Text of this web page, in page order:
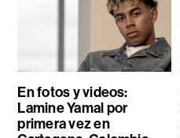
En fotos y videos:
Lamine Yamal por
primera vez en